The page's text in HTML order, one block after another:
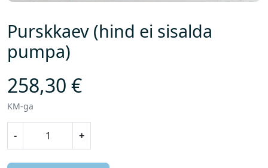
Purskkaev (hind ei sisalda
pumpa)
258,30 €
KM-ga
- +